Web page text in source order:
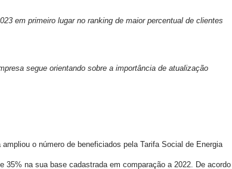
em primeiro lugar no ranking de maior percentual de clientes
segue orientando sobre a importância de atualização
o número de beneficiados pela Tarifa Social de Energia
35% na sua base cadastrada em comparação a 2022. De acordo